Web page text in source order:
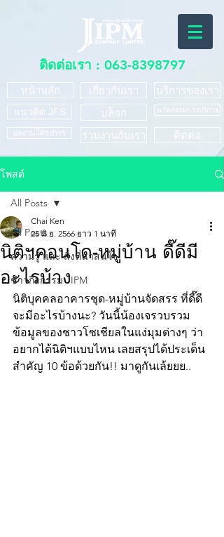
ติดต่อเรา : 063-8398797
หน้าหลัก
แนวคิด JFS
ผลงานโครงการ
เกี่ยวกับเรา
บล็อก
ร่วมงานกับเรา
บริการของเรา
นวัตกรรมการบริการ
ติดต่อ
โพสต์
All Posts
ความรู้ และ สิ่งที่น่าสนใจ
ข่าวกิจกรรม JIPM
All Posts
นิติฯคอนโด-หมู่บ้าน ดี๊ดีมี
อะไรบ้าง
Chai Ken
25 มิ.ย. 2566 ยาว 1 นาที
นิติบุคคลอาคารชุด-หมู่บ้านจัดสรร ที่ดี๊ดี
จะมีอะไรบ้างนะ? วันนี้น้องเจรวบรวม
ข้อมูลของชาวโซเชียลในแง่มุมต่างๆ ว่า
อยากได้นิติฯแบบไหน เลยสรุปได้ประเด็น
สำคัญ 10 ข้อด้วยกัน!! มาดูกันเล้ยยย..